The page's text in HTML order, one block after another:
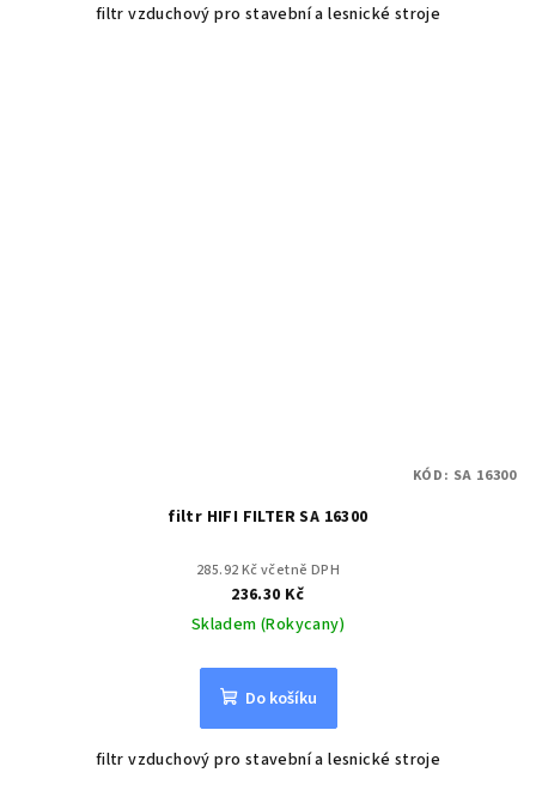
filtr vzduchový pro stavební a lesnické stroje
filtr HIFI FILTER SA 16300
285.92 Kč včetně DPH
236.30 Kč
Skladem (Rokycany)
Do košíku
filtr vzduchový pro stavební a lesnické stroje
KÓD: SA 16300